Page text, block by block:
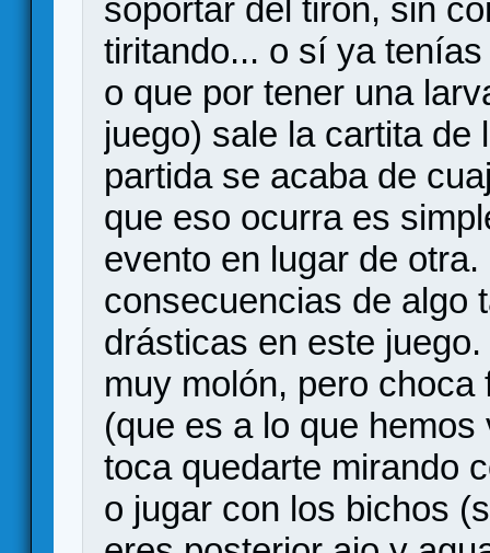
soportar del tirón, sin
tiritando... o sí ya
o que por tener una
juego) sale la cartita de
partida se acaba de
que eso ocurra es
evento en lugar de
consecuencias de algo
drásticas en este
muy molón, pero
(que es a lo que
toca quedarte mirando
o jugar con los bichos